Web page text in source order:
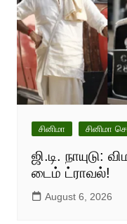
சினிமா சினிமா
ஜி.டி. நாயுடு:
டைம் ட்ராவல்!
August 6, 2026